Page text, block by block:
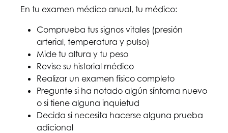
En tu examen médico anual, tu médico:
Comprueba tus signos vitales (presión
arterial, temperatura y pulso)
Mide tu altura y tu peso
Revise su historial médico
Realizar un examen físico completo
Pregunte si ha notado algún síntoma nuevo
o si tiene alguna inquietud
Decida si necesita hacerse alguna prueba
adicional